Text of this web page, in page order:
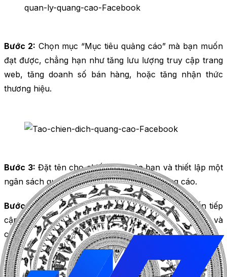
Bước 2: Chọn mục “Mục tiêu quảng cáo” mà bạn muốn
đạt được, chẳng hạn như tăng lưu lượng truy cập trang
web, tăng doanh số bán hàng, hoặc tăng nhận thức
thương hiệu.
Bước 3: Đặt tên cho chiến dịch của bạn và thiết lập một
ngân sách quảng cáo trong cấp nhóm quảng cáo.
Bước 4:Chọn đối tượng khách hàng mà bạn muốn tiếp
cận, bao gồm độ tuổi, giới tính, quốc gia, ngôn ngữ và
các tiêu chí khác.